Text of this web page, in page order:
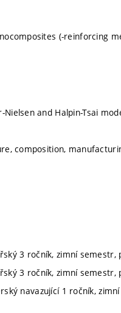
(-reinforcing
and Halpin-Tsai
composition,
3 ročník, zimní semestr,
3 ročník, zimní semestr,
navazující 1 ročník,